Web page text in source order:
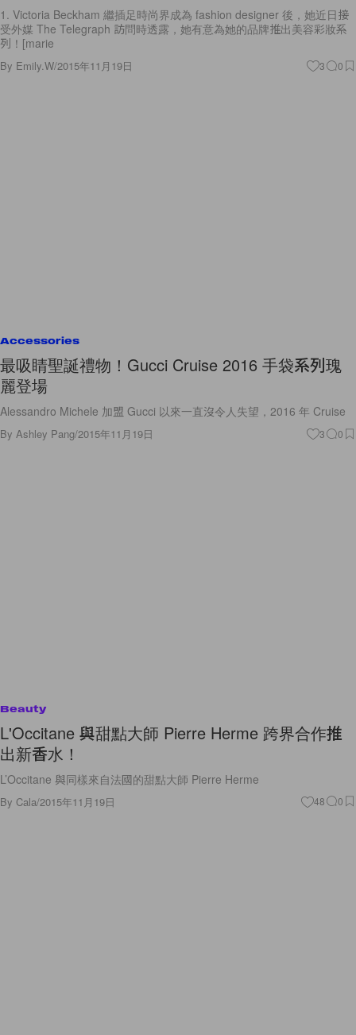
1. Victoria Beckham 繼插足時尚界成為 fashion designer 後，她近日接
受外媒 The Telegraph 訪問時透露，她有意為她的品牌推出美容彩妝系
列！[marie
By Emily.W/2015年11月19日 3 0
Accessories
最吸睛聖誕禮物！Gucci Cruise 2016 手袋系列瑰
麗登場
Alessandro Michele 加盟 Gucci 以來一直沒令人失望，2016 年 Cruise
By Ashley Pang/2015年11月19日 3 0
Beauty
L'Occitane 與甜點大師 Pierre Herme 跨界合作推
出新香水！
L’Occitane 與同樣來自法國的甜點大師 Pierre Herme
By Cala/2015年11月19日 48 0